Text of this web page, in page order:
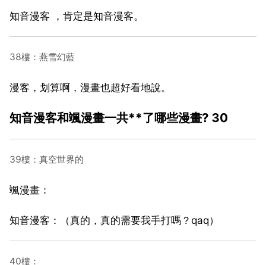
知音漫客 ，肯定是知音漫客。
38樓：燕雪幻藍
漫客，划算啊，漫畫也超好看地說。
知音漫客和颯漫畫一共**了哪些漫畫? 30
39樓：真空世界的
颯漫畫：
知音漫客：（真的，真的需要我手打嗎？qaq）
40樓：